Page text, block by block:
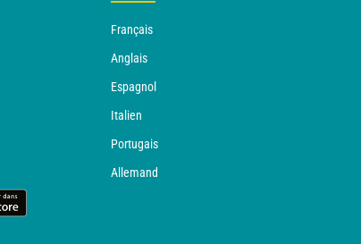
Français
Anglais
Espagnol
Italien
Portugais
Allemand